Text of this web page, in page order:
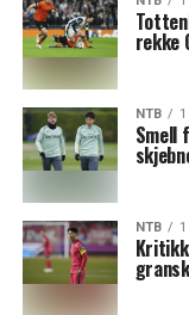
rekke
NTB
Smell
NTB